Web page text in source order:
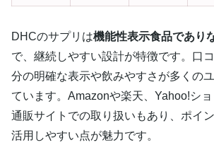
DHCのサプリは機能性表示食品であり
で、継続しやすい設計が特徴です。口
分の明確な表示や飲みやすさが多くの
ています。Amazonや楽天、Yahoo!シ
通販サイトでの取り扱いもあり、ポイ
活用しやすい点が魅力です。